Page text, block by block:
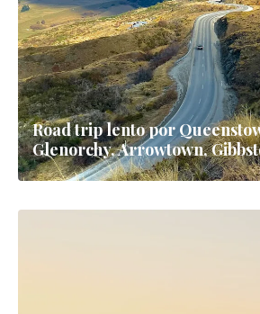
Road trip lento por
Glenorchy, Arrowtown,